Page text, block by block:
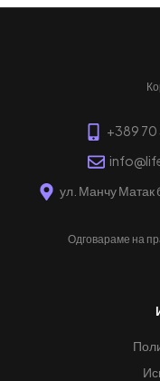
+389
ул. Манчу Матак
Одговараме на